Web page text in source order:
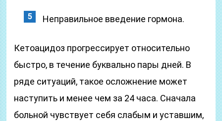
Неправильное введение гормона.
Кетоацидоз прогрессирует относительно
быстро, в течение буквально пары дней. В
ряде ситуаций, такое осложнение может
наступить и менее чем за 24 часа. Сначала
больной чувствует себя слабым и уставшим,